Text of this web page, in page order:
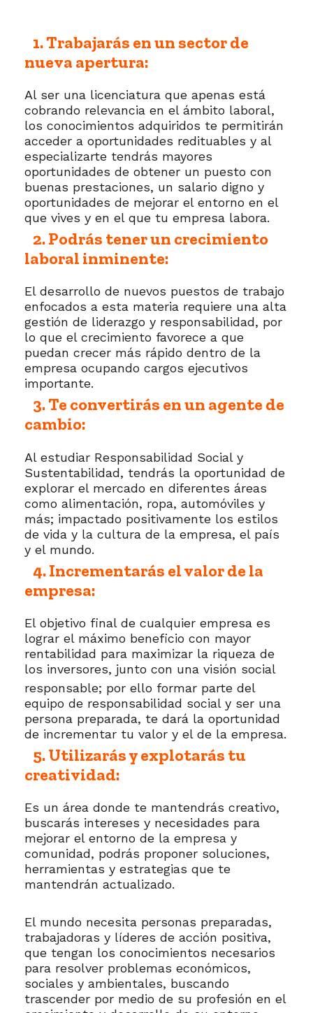
1. Trabajarás en un sector de
nueva apertura:
Al ser una licenciatura que apenas está
cobrando relevancia en el ámbito laboral,
los conocimientos adquiridos te permitirán
acceder a oportunidades redituables y al
especializarte tendrás mayores
oportunidades de obtener un puesto con
buenas prestaciones, un salario digno y
oportunidades de mejorar el entorno en el
que vives y en el que tu empresa labora.
2. Podrás tener un crecimiento
laboral inminente:
El desarrollo de nuevos puestos de trabajo
enfocados a esta materia requiere una alta
gestión de liderazgo y responsabilidad, por
lo que el crecimiento favorece a que
puedan crecer más rápido dentro de la
empresa ocupando cargos ejecutivos
importante.
3. Te convertirás en un agente de
cambio:
Al estudiar Responsabilidad Social y
Sustentabilidad, tendrás la oportunidad de
explorar el mercado en diferentes áreas
como alimentación, ropa, automóviles y
más; impactado positivamente los estilos
de vida y la cultura de la empresa, el país
y el mundo.
4. Incrementarás el valor de la
empresa:
El objetivo final de cualquier empresa es
lograr el máximo beneficio con mayor
rentabilidad para maximizar la riqueza de
los inversores, junto con una visión social
responsable; por ello formar parte del
equipo de responsabilidad social y ser una
persona preparada, te dará la oportunidad
de incrementar tu valor y el de la empresa.
5. Utilizarás y explotarás tu
creatividad:
Es un área donde te mantendrás creativo,
buscarás intereses y necesidades para
mejorar el entorno de la empresa y
comunidad, podrás proponer soluciones,
herramientas y estrategias que te
mantendrán actualizado.
El mundo necesita personas preparadas,
trabajadoras y líderes de acción positiva,
que tengan los conocimientos necesarios
para resolver problemas económicos,
sociales y ambientales, buscando
trascender por medio de su profesión en el